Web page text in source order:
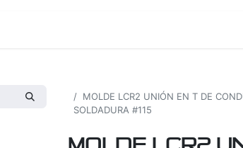
MOLDE LCR2 UNIÓN EN T DE
SOLDADURA #115